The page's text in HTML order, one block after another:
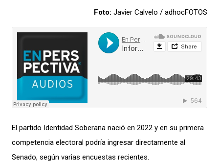
Foto: Javier Calvelo / adhocFOTOS
El partido Identidad Soberana nació en 2022 y en su primera
competencia electoral podría ingresar directamente al
Senado, según varias encuestas recientes.